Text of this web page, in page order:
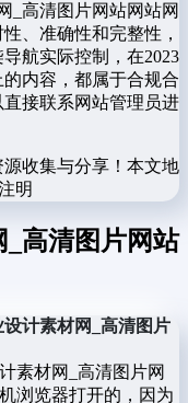
_高清图片网站网站网
、准确性和完整性，
航实际控制，在2023
内容，都属于合规合
接联系网站管理员进
收集与分享！ 本文地
明
高清图片网站
计素材网_高清图片
素材网_高清图片网
浏览器打开的，因为